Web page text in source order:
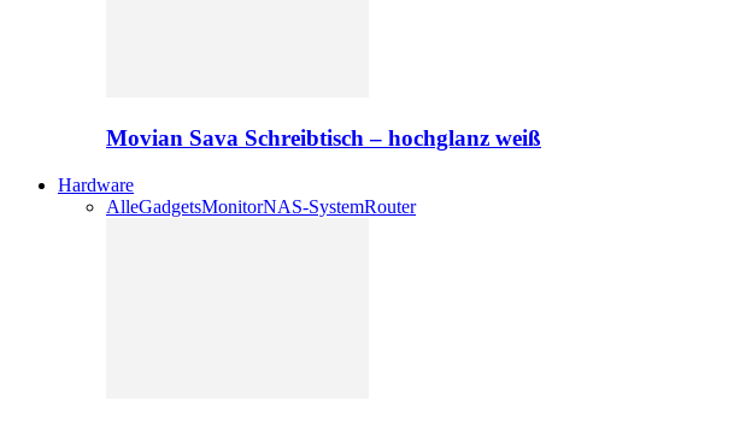
Movian Sava Schreibtisch – hochglanz weiß
Hardware
AlleGadgetsMonitorNAS-SystemRouter